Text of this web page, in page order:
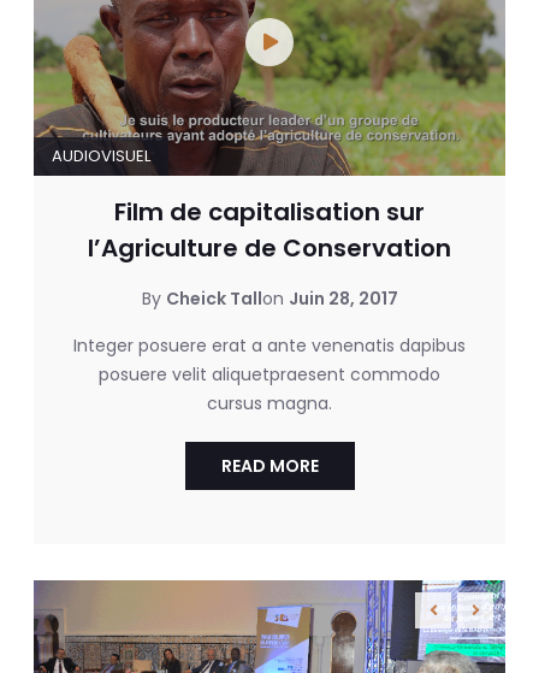
AUDIOVISUEL
Film de capitalisation sur
l’Agriculture de Conservation
By Cheick Tallon Juin 28, 2017
Integer posuere erat a ante venenatis dapibus
posuere velit aliquetpraesent commodo
cursus magna.
READ MORE